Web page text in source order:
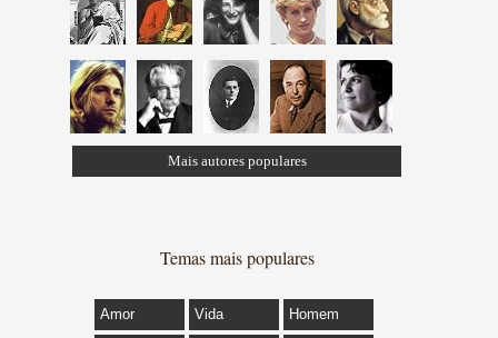
Mais autores populares
Temas mais populares
Amor Vida Homem